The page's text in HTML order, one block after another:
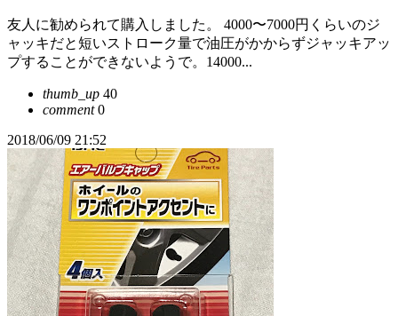
友人に勧められて購入しました。 4000〜7000円くらいのジ
ャッキだと短いストローク量で油圧がかからずジャッキアッ
プすることができないようで。14000...
thumb_up 40
comment0
2018/06/09 21:52